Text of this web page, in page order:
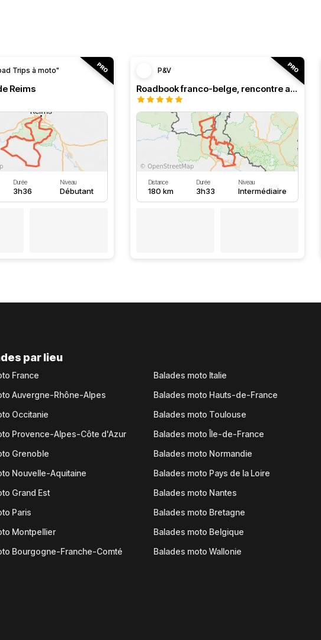
Trips à moto"
Reims
Durée
3h36
Niveau
Débutant
P&V
Roadbook franco-belge, rencontre avec les Ardennes
Distance
180 km
Durée
3h33
Niveau
Intermédiaire
par lieu
France
Auvergne-Rhône-Alpes
Occitanie
Provence-Alpes-Côte d'Azur
Grenoble
Nouvelle-Aquitaine
Grand Est
Paris
Montpellier
Bourgogne-Franche-Comté
Balades moto Italie
Balades moto Hauts-de-France
Balades moto Toulouse
Balades moto Île-de-France
Balades moto Normandie
Balades moto Pays de la Loire
Balades moto Nantes
Balades moto Bretagne
Balades moto Belgique
Balades moto Wallonie